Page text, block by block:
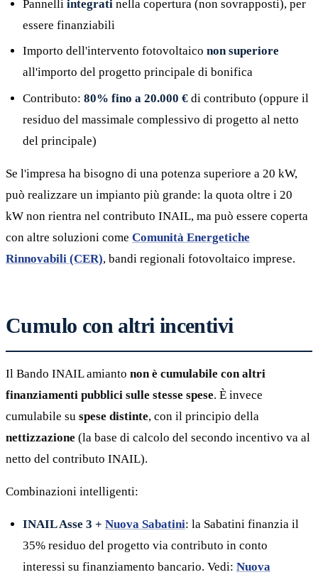
Pannelli integrati nella copertura (non sovrapposti), per
essere finanziabili
Importo dell'intervento fotovoltaico non superiore
all'importo del progetto principale di bonifica
Contributo: 80% fino a 20.000 € di contributo (oppure il
residuo del massimale complessivo di progetto al netto
del principale)
Se l'impresa ha bisogno di una potenza superiore a 20 kW,
può realizzare un impianto più grande: la quota oltre i 20
kW non rientra nel contributo INAIL, ma può essere coperta
con altre soluzioni come Comunità Energetiche
Rinnovabili (CER), bandi regionali fotovoltaico imprese.
Cumulo con altri incentivi
Il Bando INAIL amianto non è cumulabile con altri
finanziamenti pubblici sulle stesse spese. È invece
cumulabile su spese distinte, con il principio della
nettizzazione (la base di calcolo del secondo incentivo va al
netto del contributo INAIL).
Combinazioni intelligenti:
INAIL Asse 3 + Nuova Sabatini: la Sabatini finanzia il
35% residuo del progetto via contributo in conto
interessi su finanziamento bancario. Vedi: Nuova